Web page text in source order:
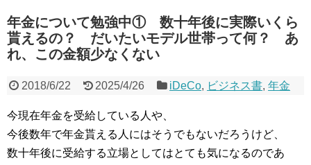
年金について勉強中① 数十年後に実際いくら
貰えるの？ だいたいモデル世帯って何？ あ
れ、この金額少なくない
2018/6/22 2025/4/26 iDeCo, ビジネス書,年金
今現在年金を受給している人や、
今後数年で年金貰える人にはそうでもないだろうけど、
数十年後に受給する立場としてはとても気になるのであ